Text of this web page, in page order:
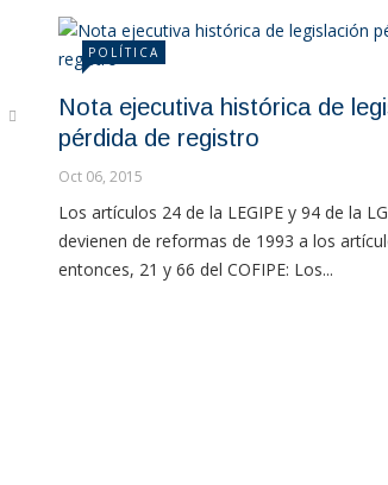
POLÍTICA
Nota ejecutiva histórica de
pérdida de registro
Oct 06, 2015
Los artículos 24 de la LEGIPE y 94 de la
devienen de reformas de 1993 a los
entonces, 21 y 66 del COFIPE: Los...